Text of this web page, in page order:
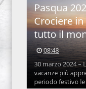
Pasqua
Crociere
tutto il
08:48
30 marzo 2024 –
vacanze più
periodo festivo